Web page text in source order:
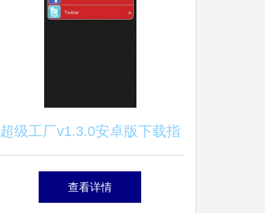
超级工厂v1.3.0安卓版下载指
南——来自91手游网的应用软
查看详情